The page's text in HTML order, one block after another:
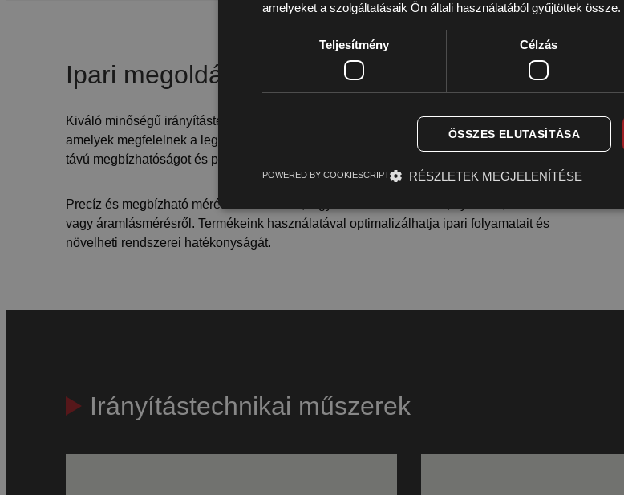
Ipari megoldások
Kiváló minőségű irányítástechnikai műszereket és szerelvényeket forgalmazunk,
amelyek megfelelnek a legszigorúbb ipari követelményeknek. Termékeink hosszú
távú megbízhatóságot és pontosságot nyújtanak.
Precíz és megbízható mérést biztosítanak, legyen szó hőmérséklet-, nyomás-, szint-
vagy áramlásmérésről. Termékeink használatával optimalizálhatja ipari folyamatait és
növelheti rendszerei hatékonyságát.
Irányítástechnikai műszerek
amelyeket a szolgáltatásaik Ön általi használatából gyűjtöttek össze.
Teljesítmény Célzás
ÖSSZES ELUTASÍTÁSA
RÉSZLETEK MEGJELENÍTÉSE
POWERED BY COOKIESCRIPT